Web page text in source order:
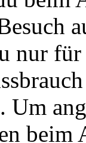
nur für
Um
beim